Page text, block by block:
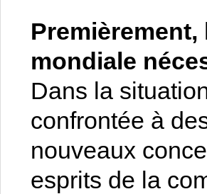
mondiale
Dans la
confrontée à
nouveaux
esprits de la